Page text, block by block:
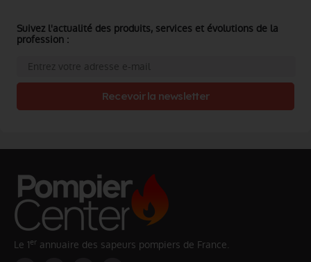
Suivez l'actualité des produits, services et évolutions de la
profession :
Recevoir la newsletter
Le 1er annuaire des sapeurs pompiers de France.